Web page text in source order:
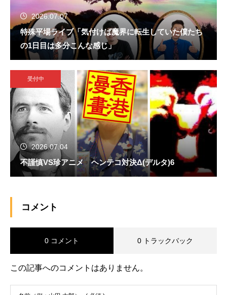
2026.07.07
特殊平場ライブ「気付けば魔界に転生していた僕たち
の1日目は多分こんな感じ」
受付中
2026.07.04
不謹慎VS珍アニメ ヘンテコ対決Δ(デルタ)6
コメント
0 コメント 0 トラックバック
この記事へのコメントはありません。